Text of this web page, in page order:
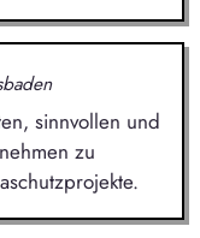
sinnvollen und
zu